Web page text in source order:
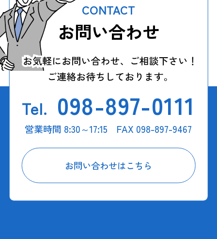
CONTACT
お問い合わせ
Tel. 098-897-0111
営業時間 8:30～17:15 FAX 098-897-9467
お問い合わせはこちら